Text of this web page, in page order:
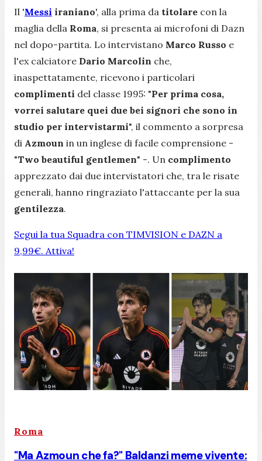
Il 'Messi iraniano', alla prima da titolare con la
maglia della Roma, si presenta ai microfoni di Dazn
nel dopo-partita. Lo intervistano Marco Russo e
l'ex calciatore Dario Marcolin che,
inaspettatamente, ricevono i particolari
complimenti del classe 1995: "Per prima cosa,
vorrei salutare quei due bei signori che sono in
studio per intervistarmi", il commento a sorpresa
di Azmoun in un inglese di facile comprensione -
"Two beautiful gentlemen" -. Un complimento
apprezzato dai due intervistatori che, tra le risate
generali, hanno ringraziato l'attaccante per la sua
gentilezza.
Segui la tua Squadra con TIMVISION e DAZN a
9,99€. Attiva!
Roma
"Ma Azmoun che fa?" Baldanzi meme vivente: